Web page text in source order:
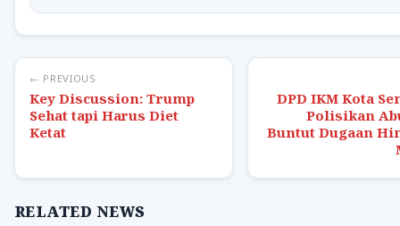
← PREVIOUS
Key Discussion: Trump
Sehat tapi Harus Diet
Ketat
DPD IKM Kota
Polisikan
Buntut Dugaan
RELATED NEWS